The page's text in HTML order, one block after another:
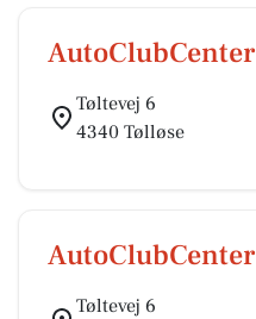
AutoClubCenter
Tøltevej 6
4340 Tølløse
AutoClubCenter
Tøltevej 6